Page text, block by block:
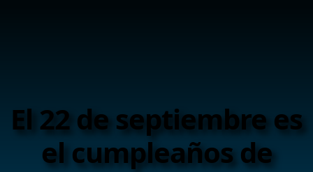
El 22 de septiembre es
el cumpleaños de